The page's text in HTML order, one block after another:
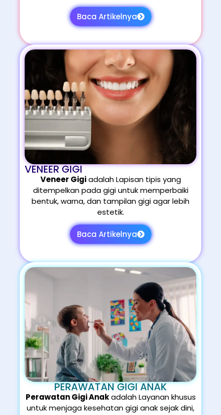
Baca Artikelnya
VENEER GIGI
Veneer Gigiadalah Lapisan tipis yang
ditempelkan pada gigi untuk memperbaiki
bentuk, warna, dan tampilan gigi agar lebih
estetik.
Baca Artikelnya
PERAWATAN GIGI ANAK
Perawatan Gigi Anakadalah Layanan khusus
untuk menjaga kesehatan gigi anak sejak dini,